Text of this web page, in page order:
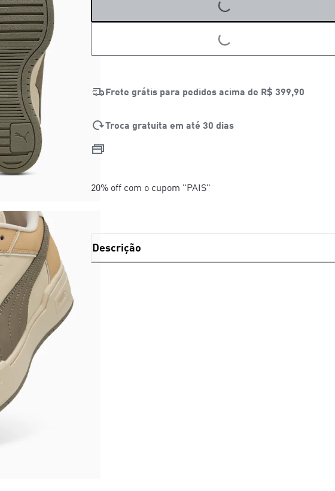
LOADING...
LOADING...
Frete grátis para pedidos acima de R$ 399,90
Troca gratuita em até 30 dias
20% off com o cupom "PAIS"
Descrição